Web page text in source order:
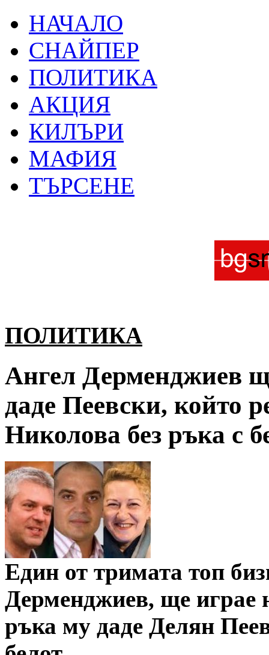
НАЧАЛО
СНАЙПЕР
ПОЛИТИКА
АКЦИЯ
КИЛЪРИ
МАФИЯ
ТЪРСЕНЕ
ПОЛИТИКА
Ангел Дерменджиев
даде Пеевски, който
Николова без ръка с
Един от тримата топ
Дерменджиев, ще играе
ръка му даде Делян